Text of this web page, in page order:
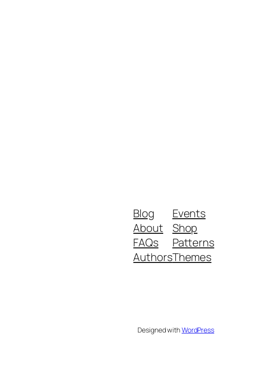
Blog
About
FAQs
Authors
Events
Shop
Patterns
Themes
Designed withWordPress